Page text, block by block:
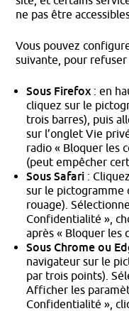
ne pas être
Vous pouvez
suivante, pour refuser
Sous Firefox : en
cliquez sur le
trois barres), puis
sur l’onglet Vie
radio « Bloquer les
(peut empêcher
Sous Safari :
sur le pictogramme
rouage).
Confidentialité »,
après « Bloquer les
Sous Chrome ou
navigateur sur le
par trois points).
Afficher les
Confidentialité »,